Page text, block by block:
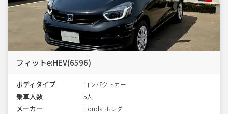
フィットe:HEV(6596)
ボディタイプ コンパクトカー
乗車人数 5人
メーカー Honda ホンダ